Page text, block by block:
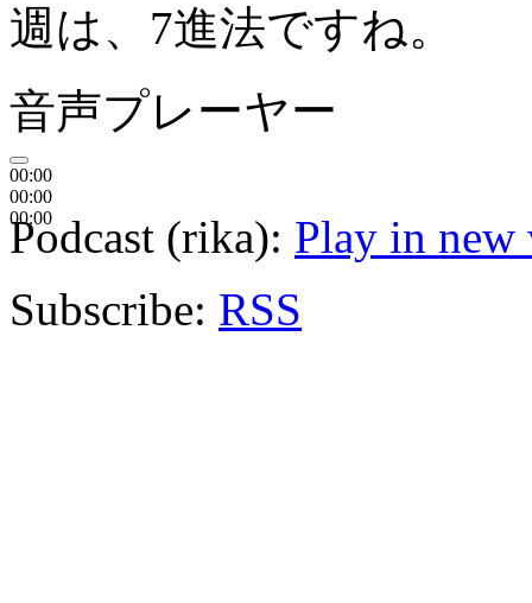
週は、7進法ですね。
音声プレーヤー
00:00
00:00
00:00
Podcast (rika): Play in
Subscribe: RSS